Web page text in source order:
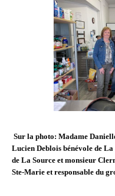
Sur la photo: Madame
Lucien Deblois bénévole de
de La Source et monsieur
Ste-Marie et responsable du